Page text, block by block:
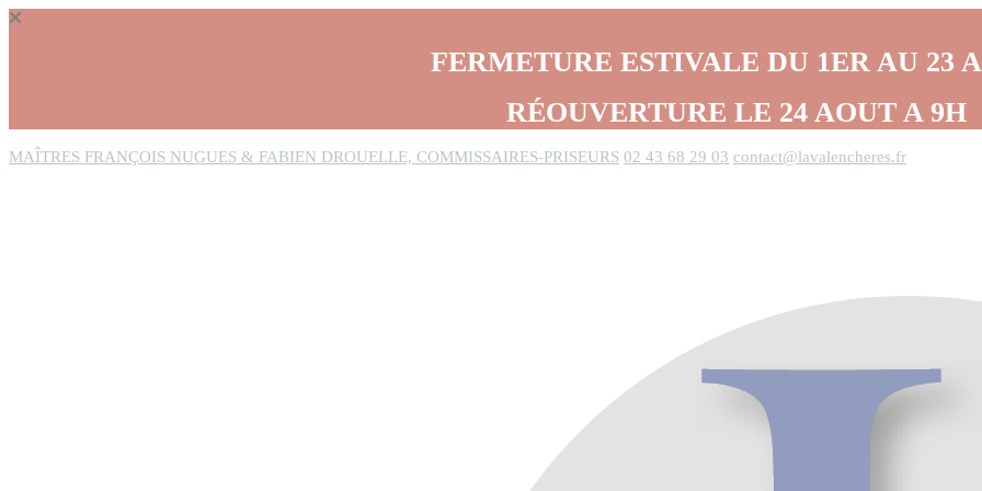
FERMETURE ESTIVALE DU 1ER AU 23
RÉOUVERTURE LE 24 AOUT A 9H
MAÎTRES FRANÇOIS NUGUES & FABIEN DROUELLE, COMMISSAIRES-PRISEURS 02 43 68 29 03 contact@lavalencheres.fr
Panneau de gestion des cookies